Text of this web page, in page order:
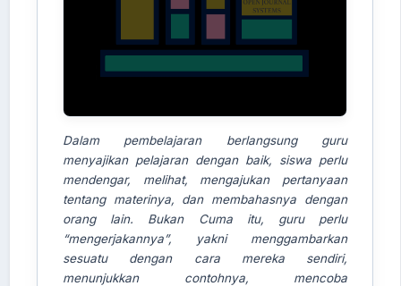
Dalam pembelajaran berlangsung guru
menyajikan pelajaran dengan baik, siswa perlu
mendengar, melihat, mengajukan
pertanyaan
tentang materinya, dan membahasnya
dengan
orang lain. Bukan
Cuma itu, guru perlu
“mengerjakannya”, yakni
menggambarkan
sesuatu
dengan cara mereka
sendiri,
menunjukkan
contohnya, mencoba
AI Assistant JIPS
Online